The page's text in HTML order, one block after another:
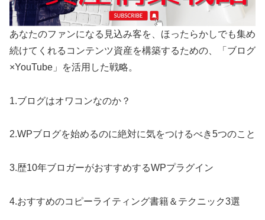
あなたのファンになる見込み客を、ほったらかしでも集め
続けてくれるコンテンツ資産を構築するための、「ブログ
×YouTube」を活用した戦略。
1.ブログはオワコンなのか？
2.WPブログを始めるのに絶対に気をつけるべき5つのこと
3.歴10年ブロガーがおすすめするWPプラグイン
4.おすすめのコピーライティング書籍＆テクニック3選